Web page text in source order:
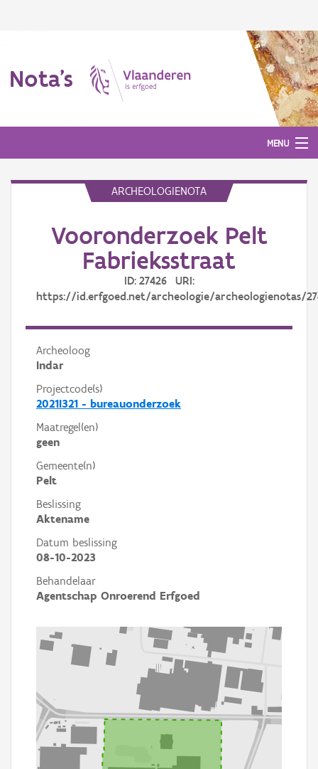
Nota's
MENU
Aanmelden
ARCHEOLOGIENOTA
Vooronderzoek Pelt
Fabrieksstraat
ID: 27426 URI:
https://id.erfgoed.net/archeologie/archeologienotas/
Archeoloog
Indar
Projectcode(s)
2021I321 - bureauonderzoek
Maatregel(en)
geen
Gemeente(n)
Pelt
Beslissing
Aktename
Datum beslissing
08-10-2023
Behandelaar
Agentschap Onroerend Erfgoed